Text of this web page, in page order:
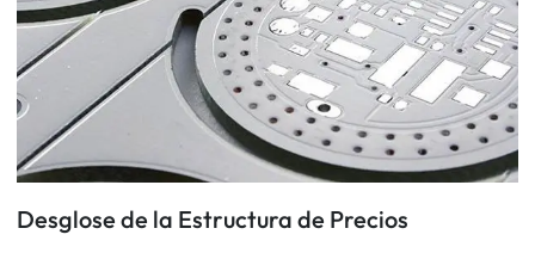
Desglose de la Estructura de Precios